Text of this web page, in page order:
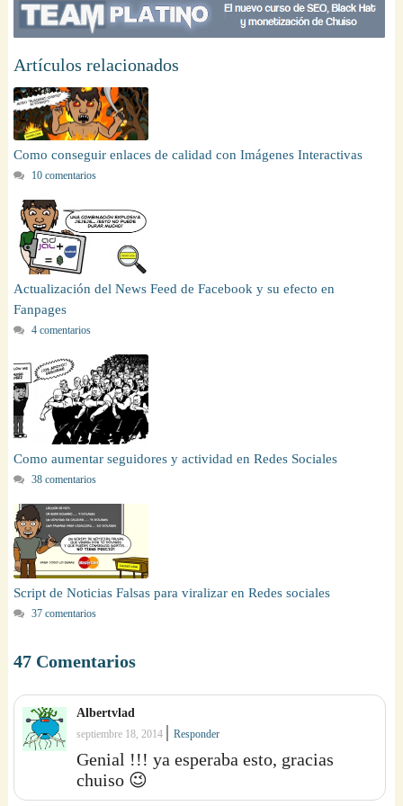
Artículos relacionados
Como conseguir enlaces de calidad con Imágenes Interactivas
10 comentarios
Actualización del News Feed de Facebook y su efecto en
Fanpages
4 comentarios
Como aumentar seguidores y actividad en Redes Sociales
38 comentarios
Script de Noticias Falsas para viralizar en Redes sociales
37 comentarios
47 Comentarios
Albertvlad
septiembre 18, 2014 |Responder
Genial !!! ya esperaba esto, gracias
chuiso 😉